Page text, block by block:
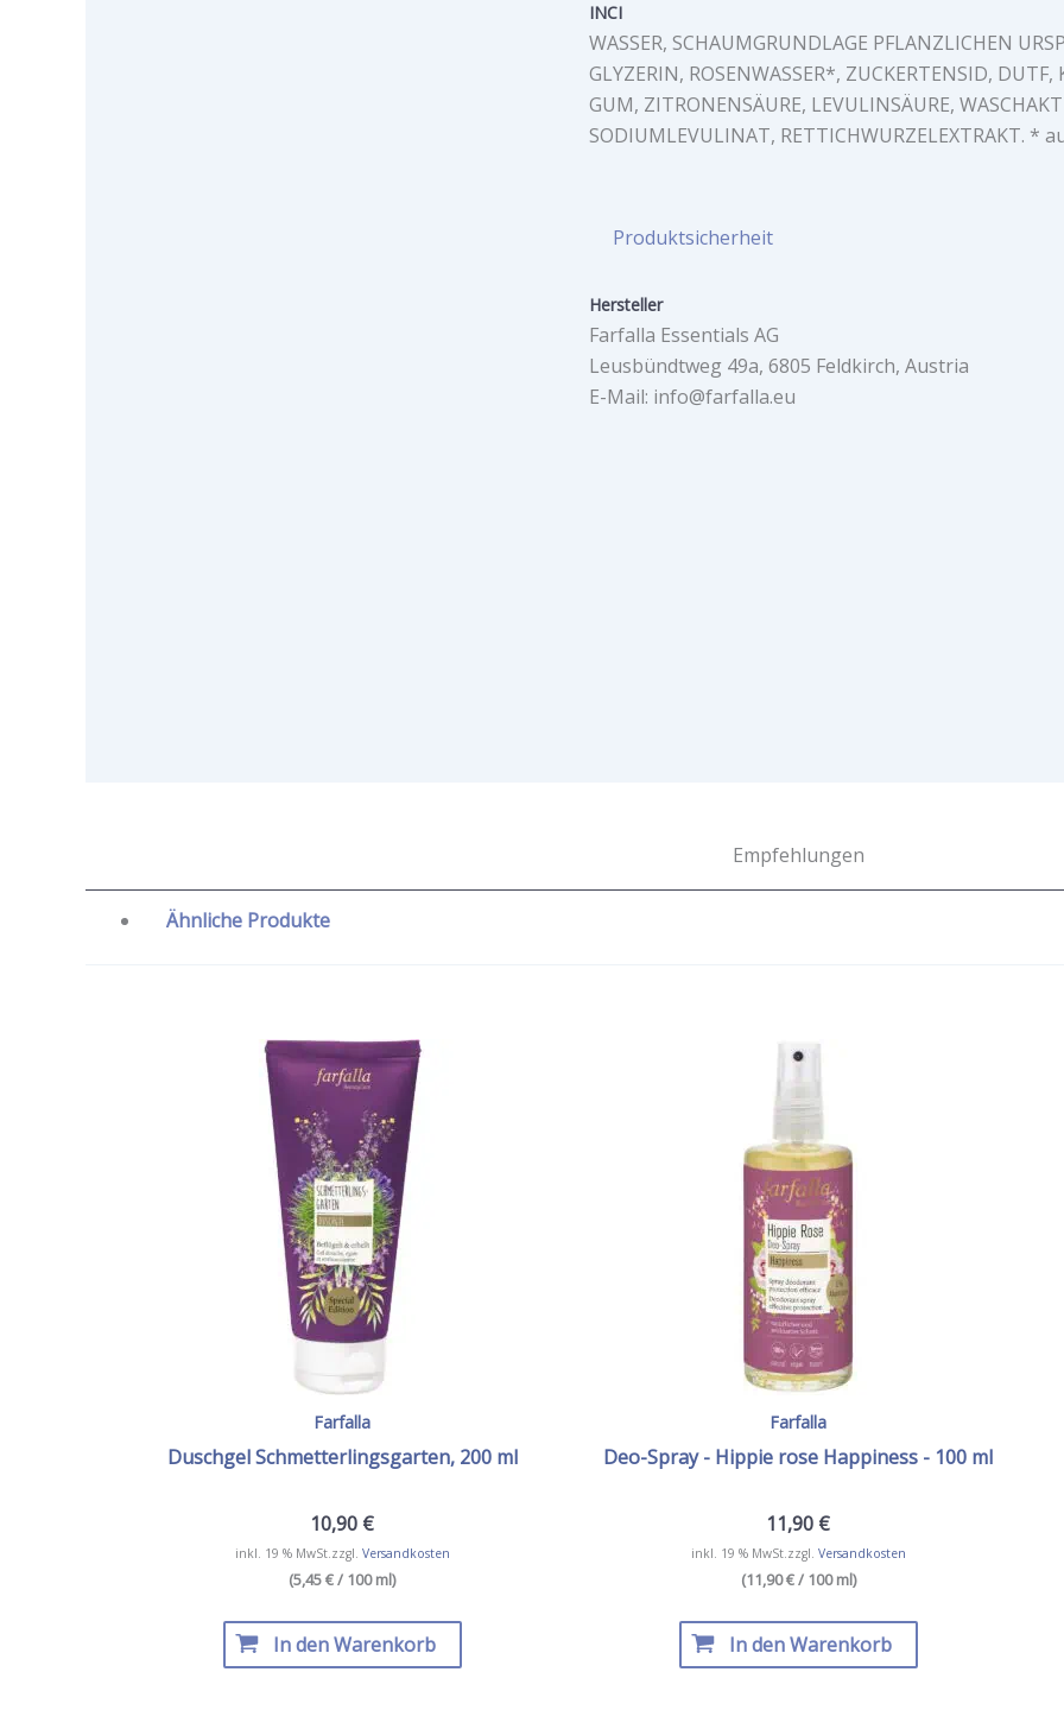
INCI
WASSER, SCHAUMGRUNDLAGE PFLANZLICHEN
GLYZERIN, ROSENWASSER*, ZUCKERTENSID,
GUM, ZITRONENSÄURE, LEVULINSÄURE,
SODIUMLEVULINAT, RETTICHWURZELEXTRAKT.
Produktsicherheit
Hersteller
Farfalla Essentials AG
Leusbündtweg 49a, 6805 Feldkirch, Austria
E-Mail: info@farfalla.eu
Empfehlungen
Ähnliche Produkte
Farfalla
Duschgel Schmetterlingsgarten, 200 ml
10,90 €
inkl. 19 % MwSt.zzgl. Versandkosten
(5,45 € / 100 ml)
In den Warenkorb
Farfalla
Deo-Spray - Hippie rose Happiness - 100 ml
11,90 €
inkl. 19 % MwSt.zzgl. Versandkosten
(11,90 € / 100 ml)
In den Warenkorb